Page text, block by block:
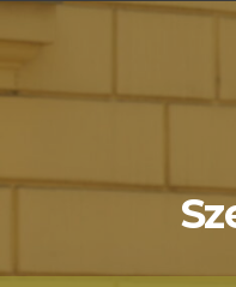
content